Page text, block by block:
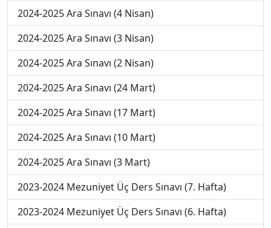
2024-2025 Ara Sınavı (4 Nisan)
2024-2025 Ara Sınavı (3 Nisan)
2024-2025 Ara Sınavı (2 Nisan)
2024-2025 Ara Sınavı (24 Mart)
2024-2025 Ara Sınavı (17 Mart)
2024-2025 Ara Sınavı (10 Mart)
2024-2025 Ara Sınavı (3 Mart)
2023-2024 Mezuniyet Üç Ders Sınavı (7. Hafta)
2023-2024 Mezuniyet Üç Ders Sınavı (6. Hafta)